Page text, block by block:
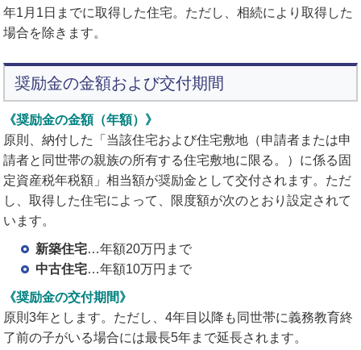
年1月1日までに取得した住宅。ただし、相続により取得した
場合を除きます。
奨励金の金額および交付期間
《奨励金の金額（年額）》
原則、納付した「当該住宅および住宅敷地（申請者または申
請者と同世帯の親族の所有する住宅敷地に限る。）に係る固
定資産税年税額」相当額が奨励金として交付されます。ただ
し、取得した住宅によって、限度額が次のとおり設定されて
います。
新築住宅…年額20万円まで
中古住宅…年額10万円まで
《奨励金の交付期間》
原則3年とします。ただし、4年目以降も同世帯に義務教育終
了前の子がいる場合には最長5年まで延長されます。